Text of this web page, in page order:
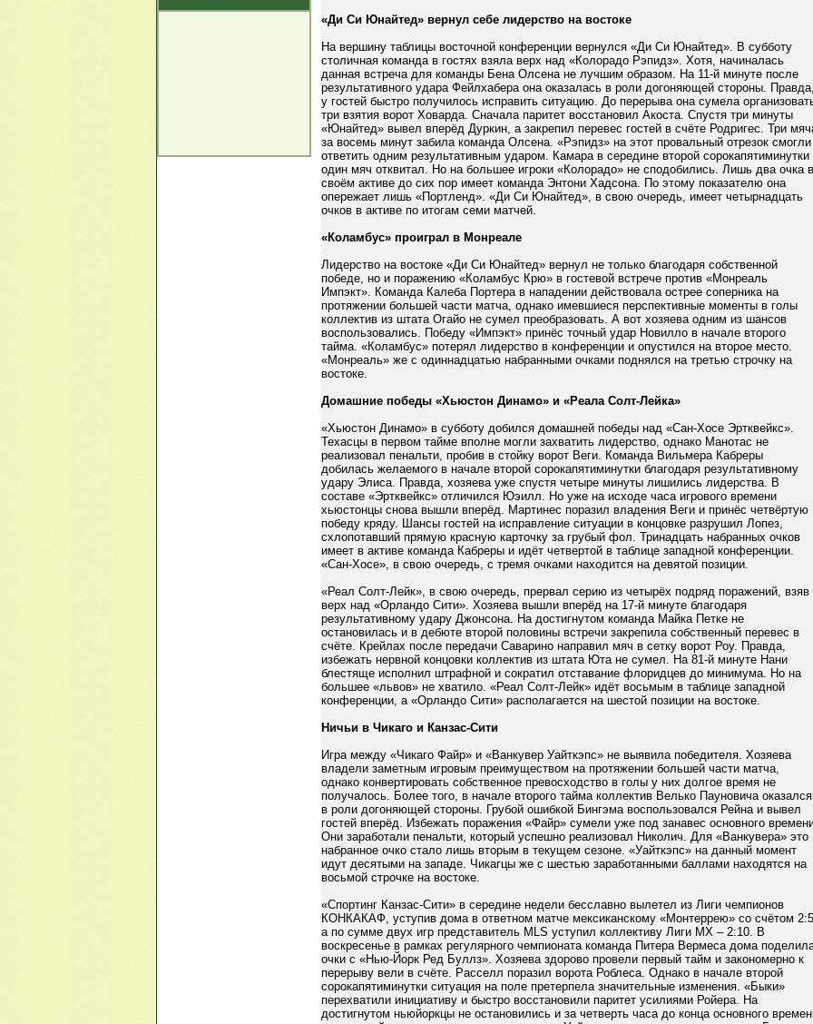
«Ди Си Юнайтед» вернул себе лидерство на востоке
На вершину таблицы восточной конференции вернулся «Ди Си Юнайтед». В субботу
столичная команда в гостях взяла верх над «Колорадо Рэпидз». Хотя, начиналась
данная встреча для команды Бена Олсена не лучшим образом. На 11-й минуте после
результативного удара Фейлхабера она оказалась в роли догоняющей стороны.
у гостей быстро получилось исправить ситуацию. До перерыва она сумела
три взятия ворот Ховарда. Сначала паритет восстановил Акоста. Спустя три минуты
«Юнайтед» вывел вперёд Дуркин, а закрепил перевес гостей в счёте Родригес. Три
за восемь минут забила команда Олсена. «Рэпидз» на этот провальный отрезок смогли
ответить одним результативным ударом. Камара в середине второй сорокапятиминутки
один мяч отквитал. Но на большее игроки «Колорадо» не сподобились. Лишь два очка в
своём активе до сих пор имеет команда Энтони Хадсона. По этому показателю она
опережает лишь «Портленд». «Ди Си Юнайтед», в свою очередь, имеет четырнадцать
очков в активе по итогам семи матчей.
«Коламбус» проиграл в Монреале
Лидерство на востоке «Ди Си Юнайтед» вернул не только благодаря собственной
победе, но и поражению «Коламбус Крю» в гостевой встрече против «Монреаль
Импэкт». Команда Калеба Портера в нападении действовала острее соперника на
протяжении большей части матча, однако имевшиеся перспективные моменты в голы
коллектив из штата Огайо не сумел преобразовать. А вот хозяева одним из шансов
воспользовались. Победу «Импэкт» принёс точный удар Новилло в начале второго
тайма. «Коламбус» потерял лидерство в конференции и опустился на второе место.
«Монреаль» же с одиннадцатью набранными очками поднялся на третью строчку на
востоке.
Домашние победы «Хьюстон Динамо» и «Реала Солт-Лейка»
«Хьюстон Динамо» в субботу добился домашней победы над «Сан-Хосе Эртквейкс».
Техасцы в первом тайме вполне могли захватить лидерство, однако Манотас не
реализовал пенальти, пробив в стойку ворот Веги. Команда Вильмера Кабреры
добилась желаемого в начале второй сорокапятиминутки благодаря результативному
удару Элиса. Правда, хозяева уже спустя четыре минуты лишились лидерства. В
составе «Эртквейкс» отличился Юэилл. Но уже на исходе часа игрового времени
хьюстонцы снова вышли вперёд. Мартинес поразил владения Веги и принёс четвёртую
победу кряду. Шансы гостей на исправление ситуации в концовке разрушил Лопез,
схлопотавший прямую красную карточку за грубый фол. Тринадцать набранных очков
имеет в активе команда Кабреры и идёт четвертой в таблице западной конференции.
«Сан-Хосе», в свою очередь, с тремя очками находится на девятой позиции.
«Реал Солт-Лейк», в свою очередь, прервал серию из четырёх подряд поражений, взяв
верх над «Орландо Сити». Хозяева вышли вперёд на 17-й минуте благодаря
результативному удару Джонсона. На достигнутом команда Майка Петке не
остановилась и в дебюте второй половины встречи закрепила собственный перевес в
счёте. Крейлах после передачи Саварино направил мяч в сетку ворот Роу. Правда,
избежать нервной концовки коллектив из штата Юта не сумел. На 81-й минуте Нани
блестяще исполнил штрафной и сократил отставание флоридцев до минимума. Но на
большее «львов» не хватило. «Реал Солт-Лейк» идёт восьмым в таблице западной
конференции, а «Орландо Сити» располагается на шестой позиции на востоке.
Ничьи в Чикаго и Канзас-Сити
Игра между «Чикаго Файр» и «Ванкувер Уайткэпс» не выявила победителя. Хозяева
владели заметным игровым преимуществом на протяжении большей части матча,
однако конвертировать собственное превосходство в голы у них долгое время не
получалось. Более того, в начале второго тайма коллектив Велько Пауновича оказался
в роли догоняющей стороны. Грубой ошибкой Бингэма воспользовался Рейна и вывел
гостей вперёд. Избежать поражения «Файр» сумели уже под занавес основного
Они заработали пенальти, который успешно реализовал Николич. Для «Ванкувера» это
набранное очко стало лишь вторым в текущем сезоне. «Уайткэпс» на данный момент
идут десятыми на западе. Чикагцы же с шестью заработанными баллами находятся на
восьмой строчке на востоке.
«Спортинг Канзас-Сити» в середине недели бесславно вылетел из Лиги чемпионов
КОНКАКАФ, уступив дома в ответном матче мексиканскому «Монтеррею» со счётом
а по сумме двух игр представитель MLS уступил коллективу Лиги MX – 2:10. В
воскресенье в рамках регулярного чемпионата команда Питера Вермеса дома
очки с «Нью-Йорк Ред Буллз». Хозяева здорово провели первый тайм и закономерно к
перерыву вели в счёте. Расселл поразил ворота Роблеса. Однако в начале второй
сорокапятиминутки ситуация на поле претерпела значительные изменения. «Быки»
перехватили инициативу и быстро восстановили паритет усилиями Ройера. На
достигнутом ньюйоркцы не остановились и за четверть часа до конца основного